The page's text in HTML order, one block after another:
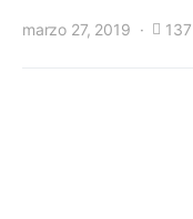
marzo 27, 2019